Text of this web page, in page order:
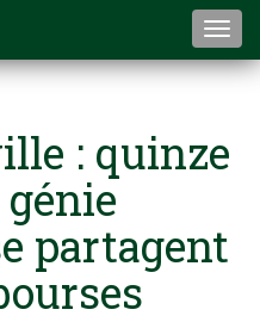
: quinze
partagent